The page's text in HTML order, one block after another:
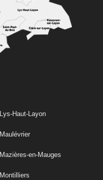
Lys-Haut-Layon
Maulévrier
Mazières-en-Mauges
Montilliers